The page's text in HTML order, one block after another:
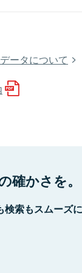
ータについて
確かさを。
検索もスムーズ